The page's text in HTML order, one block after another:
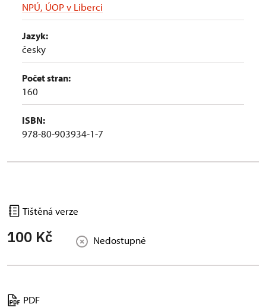
NPÚ, ÚOP v Liberci
Jazyk:
česky
Počet stran:
160
ISBN:
978-80-903934-1-7
Tištěná verze
100 Kč Nedostupné
PDF